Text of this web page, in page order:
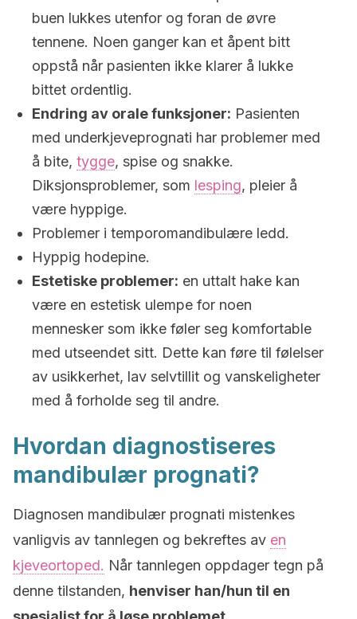
buen lukkes utenfor og foran de øvre
tennene. Noen ganger kan et åpent bitt
oppstå når pasienten ikke klarer å lukke
bittet ordentlig.
Endring av orale funksjoner: Pasienten
med underkjeveprognati har problemer med
å bite, tygge, spise og snakke.
Diksjonsproblemer, som lesping, pleier å
være hyppige.
Problemer i temporomandibulære ledd.
Hyppig hodepine.
Estetiske problemer: en uttalt hake kan
være en estetisk ulempe for noen
mennesker som ikke føler seg komfortable
med utseendet sitt. Dette kan føre til følelser
av usikkerhet, lav selvtillit og vanskeligheter
med å forholde seg til andre.
Hvordan diagnostiseres
mandibulær prognati?
Diagnosen mandibulær prognati mistenkes
vanligvis av tannlegen og bekreftes av en
kjeveortoped. Når tannlegen oppdager tegn på
denne tilstanden, henviser han/hun til en